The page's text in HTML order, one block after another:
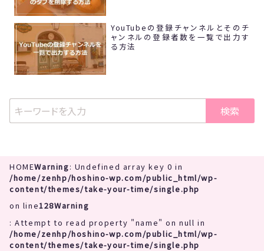
YouTubeの登録チャンネルとそのチ
ャンネルの登録者数を一覧で出力す
る方法
検索
HOMEWarning: Undefined array key 0 in
/home/zenhp/hoshino-wp.com/public_html/wp-
content/themes/take-your-time/single.php
on line128Warning
: Attempt to read property "name" on null in
/home/zenhp/hoshino-wp.com/public_html/wp-
content/themes/take-your-time/single.php